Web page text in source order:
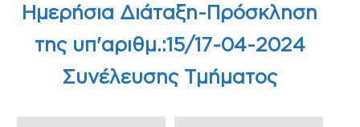
Ημερήσια Διάταξη-Πρόσκληση
της υπ'αριθμ.:15/17-04-2024
Συνέλευσης Τμήματος